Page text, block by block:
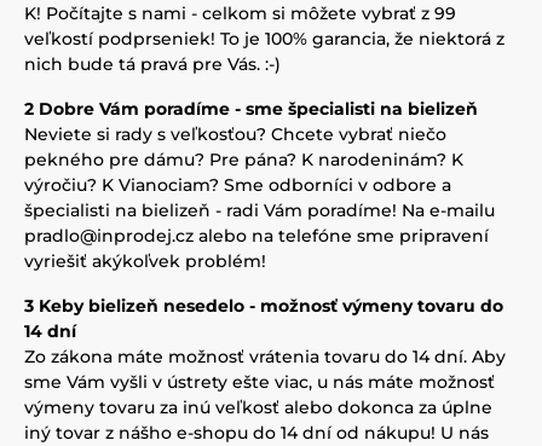
K! Počítajte s nami - celkom si môžete vybrať z 99
veľkostí podprseniek! To je 100% garancia, že niektorá z
nich bude tá pravá pre Vás. :-)
2 Dobre Vám poradíme - sme špecialisti na bielizeň
Neviete si rady s veľkosťou? Chcete vybrať niečo
pekného pre dámu? Pre pána? K narodeninám? K
výročiu? K Vianociam? Sme odborníci v odbore a
špecialisti na bielizeň - radi Vám poradíme! Na e-mailu
pradlo@inprodej.cz alebo na telefóne sme pripravení
vyriešiť akýkoľvek problém!
3 Keby bielizeň nesedelo - možnosť výmeny tovaru do
14 dní
Zo zákona máte možnosť vrátenia tovaru do 14 dní. Aby
sme Vám vyšli v ústrety ešte viac, u nás máte možnosť
výmeny tovaru za inú veľkosť alebo dokonca za úplne
iný tovar z nášho e-shopu do 14 dní od nákupu! U nás